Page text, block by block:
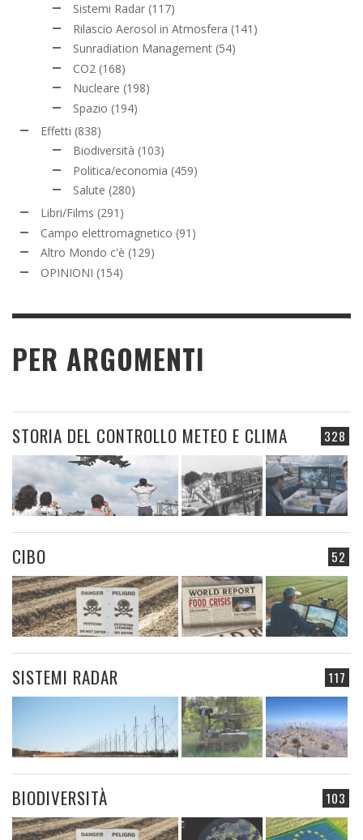
Sistemi Radar (117)
Rilascio Aerosol in Atmosfera (141)
Sunradiation Management (54)
CO2 (168)
Nucleare (198)
Spazio (194)
Effetti (838)
Biodiversità (103)
Politica/economia (459)
Salute (280)
Libri/Films (291)
Campo elettromagnetico (91)
Altro Mondo c'è (129)
OPINIONI (154)
PER ARGOMENTI
328
STORIA DEL CONTROLLO METEO E CLIMA
52
CIBO
117
SISTEMI RADAR
103
BIODIVERSITÀ